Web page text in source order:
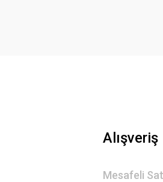
Alışveriş
Mesafeli